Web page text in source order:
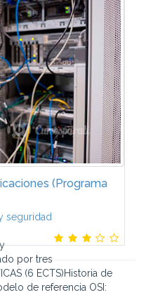
estÃ¡ formado por
(6 ECTS)Entorno
(Programa
seguridad
por tres
(6 ECTS)Historia de
de referencia OSI: